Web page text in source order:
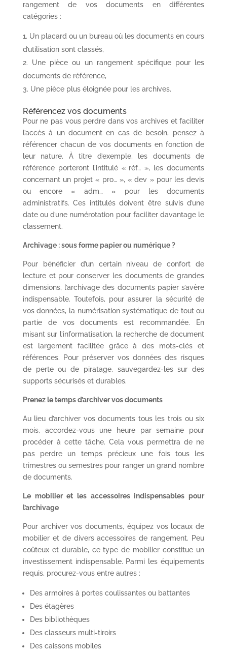
rangement de vos documents en différentes
catégories :
Un placard ou un bureau où les documents en cours
d’utilisation sont classés,
Une pièce ou un rangement spécifique pour les
documents de référence,
Une pièce plus éloignée pour les archives.
Référencez vos documents
Pour ne pas vous perdre dans vos archives et faciliter
l’accès à un document en cas de besoin, pensez à
référencer chacun de vos documents en fonction de
leur nature. À titre d’exemple, les documents de
référence porteront l’intitulé « réf… », les documents
concernant un projet « pro… », « dev » pour les devis
ou encore « adm… » pour les documents
administratifs. Ces intitulés doivent être suivis d’une
date ou d’une numérotation pour faciliter davantage le
classement.
Archivage : sous forme papier ou numérique ?
Pour bénéficier d’un certain niveau de confort de
lecture et pour conserver les documents de grandes
dimensions, l’archivage des documents papier s’avère
indispensable. Toutefois, pour assurer la sécurité de
vos données, la numérisation systématique de tout ou
partie de vos documents est recommandée. En
misant sur l’informatisation, la recherche de document
est largement facilitée grâce à des mots-clés et
références. Pour préserver vos données des risques
de perte ou de piratage, sauvegardez-les sur des
supports sécurisés et durables.
Prenez le temps d’archiver vos documents
Au lieu d’archiver vos documents tous les trois ou six
mois, accordez-vous une heure par semaine pour
procéder à cette tâche. Cela vous permettra de ne
pas perdre un temps précieux une fois tous les
trimestres ou semestres pour ranger un grand nombre
de documents.
Le mobilier et les accessoires indispensables pour
l’archivage
Pour archiver vos documents, équipez vos locaux de
mobilier et de divers accessoires de rangement. Peu
coûteux et durable, ce type de mobilier constitue un
investissement indispensable. Parmi les équipements
requis, procurez-vous entre autres :
Des armoires à portes coulissantes ou battantes
Des étagères
Des bibliothèques
Des classeurs multi-tiroirs
Des caissons mobiles